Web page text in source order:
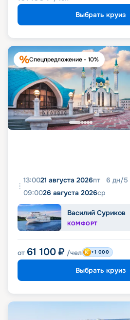
Выбрать круиз
Спецпредложение - 10%
13:0021 августа 2026пт 6 дн/5
09:0026 августа 2026ср
Василий Суриков
КОМФОРТ
от 61 100 ₽ /чел +1 000
Выбрать круиз